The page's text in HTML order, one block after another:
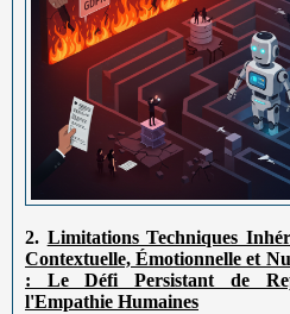
2. Limitations Techniques
Contextuelle, Émotionnelle et
: Le Défi Persistant de
l'Empathie Humaines